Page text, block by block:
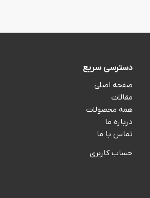
دسترسی سریع
صفحه اصلی
مقالات
همه محصولات
درباره ما
تماس با ما
حساب کاربری